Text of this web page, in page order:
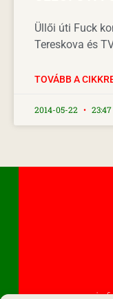
Üllői úti Fuck
Tereskova és
TOVÁBB A
2014-05-22 23:47